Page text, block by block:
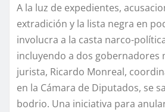
A la luz de expedientes,
extradición y la lista negra en
involucra a la casta narco-
incluyendo a dos gobernadores
jurista, Ricardo Monreal,
en la Cámara de Diputados, se
bodrio. Una iniciativa para